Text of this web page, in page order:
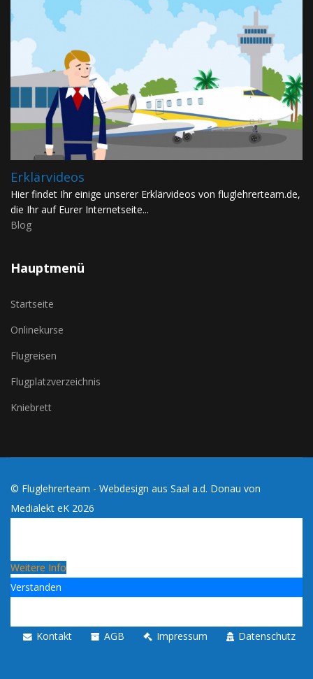
Erklärvideos
Hier findet Ihr einige unserer Erklärvideos von fluglehrerteam.de,
die Ihr auf Eurer Internetseite...
Blog
Hauptmenü
Startseite
Onlinekurse
Flugreisen
Flugplatzverzeichnis
Kniebrett
© Fluglehrerteam - Webdesign aus Saal a.d. Donau von
Medialekt eK 2026
Weitere Info
Verstanden
Kontakt AGB Impressum Datenschutz